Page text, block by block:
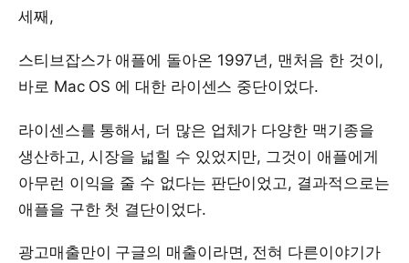
세째,
스티브잡스가 애플에 돌아온 1997년, 맨처음 한 것이,
바로 Mac OS 에 대한 라이센스 중단이었다.
라이센스를 통해서, 더 많은 업체가 다양한 맥기종을
생산하고, 시장을 넓힐 수 있었지만, 그것이 애플에게
아무런 이익을 줄 수 없다는 판단이었고, 결과적으로는
애플을 구한 첫 결단이었다.
광고매출만이 구글의 매출이라면, 전혀 다른이야기가